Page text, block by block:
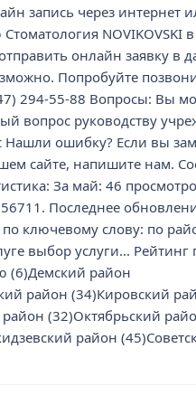
запись через интернет
NOVIKOVSKI
онлайн заявку в
Попробуйте
294-55-88 Вопросы: Вы
вопрос руководству
Нашли ошибку? Если вы
сайте, напишите нам.
За май: 46
Последнее
ключевому слову: по
выбор услуги... Рейтинг
(6)Демский район
район (34)Кировский
(32)Октябрьский
район